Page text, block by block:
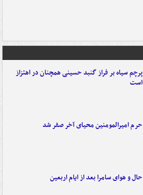
پرچم سیاه بر فراز گنبد حسینی همچنان در اهتزاز
است
حرم امیرالمومنین محیای آخر صفر شد
حال و هوای سامرا بعد از ایام اربعین